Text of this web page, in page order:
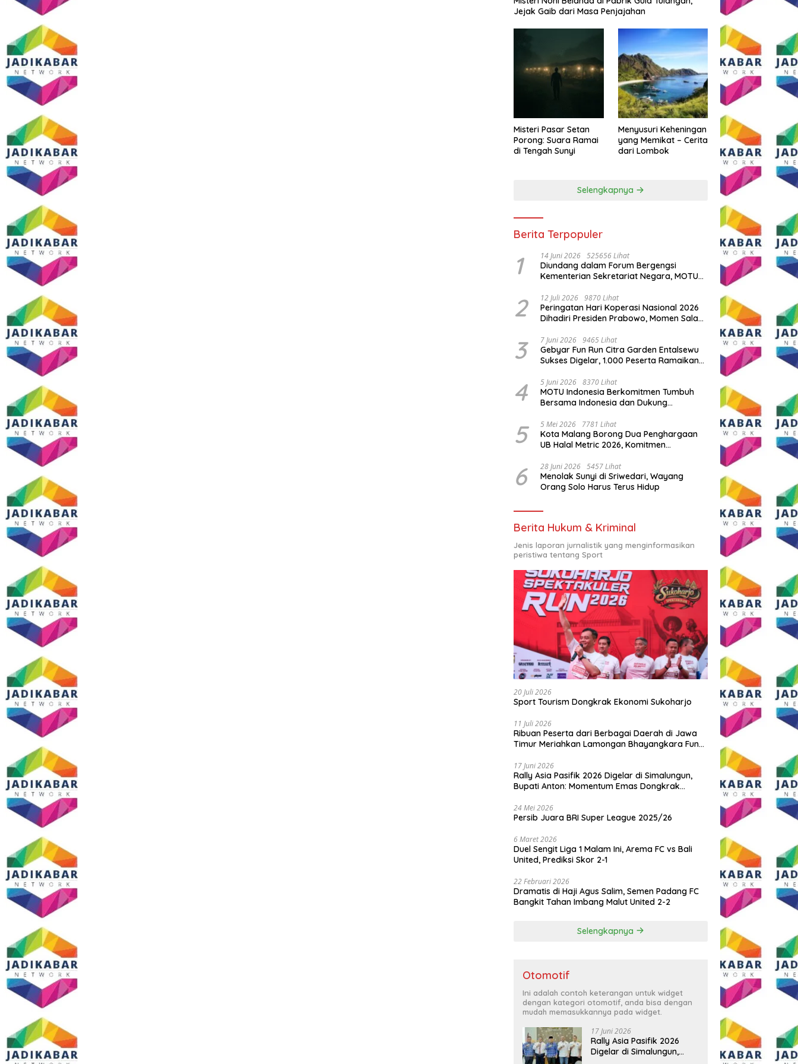
Jejak Gaib dari Masa Penjajahan
Misteri Pasar Setan
Porong: Suara Ramai
di Tengah Sunyi
Menyusuri Keheningan
yang Memikat – Cerita
dari Lombok
Selengkapnya
Berita Terpopuler
1 14 Juni 2026 525656 Lihat
Diundang dalam Forum Bergengsi
Kementerian Sekretariat Negara, MOTU
Indonesia
2 12 Juli 2026 9870 Lihat
Peringatan Hari Koperasi Nasional 2026
Dihadiri Presiden Prabowo, Momen Salam
3 7 Juni 2026 9465 Lihat
Gebyar Fun Run Citra Garden Entalsewu
Sukses Digelar, 1.000 Peserta Ramaikan
4 5 Juni 2026 8370 Lihat
MOTU Indonesia Berkomitmen Tumbuh
Bersama Indonesia dan Dukung
5 5 Mei 2026 7781 Lihat
Kota Malang Borong Dua Penghargaan
UB Halal Metric 2026, Komitmen
6 28 Juni 2026 5457 Lihat
Menolak Sunyi di Sriwedari, Wayang
Orang Solo Harus Terus Hidup
Berita Hukum & Kriminal
Jenis laporan jurnalistik yang menginformasikan
peristiwa tentang Sport
20 Juli 2026
Sport Tourism Dongkrak Ekonomi Sukoharjo
11 Juli 2026
Ribuan Peserta dari Berbagai Daerah di Jawa
Timur Meriahkan Lamongan Bhayangkara Fun
17 Juni 2026
Rally Asia Pasifik 2026 Digelar di Simalungun,
Bupati Anton: Momentum Emas Dongkrak
24 Mei 2026
Persib Juara BRI Super League 2025/26
6 Maret 2026
Duel Sengit Liga 1 Malam Ini, Arema FC vs Bali
United, Prediksi Skor 2-1
22 Februari 2026
Dramatis di Haji Agus Salim, Semen Padang FC
Bangkit Tahan Imbang Malut United 2-2
Selengkapnya
Otomotif
Ini adalah contoh keterangan untuk widget
dengan kategori otomotif, anda bisa dengan
mudah memasukkannya pada widget.
17 Juni 2026
Rally Asia Pasifik 2026
Digelar di Simalungun,